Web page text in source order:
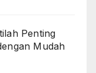
Penting
Mudah